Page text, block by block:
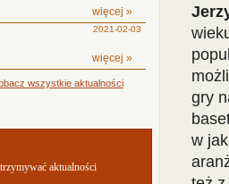
więcej »
2021-02-03
więcej »
wszystkie aktualności
aktualności
gry
w